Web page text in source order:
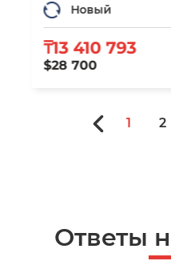
Новый
₸13 410 793
$28 700
1 2
Ответы